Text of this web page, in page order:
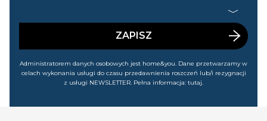
wyprzedażach). Wiem, że mogę tę zgodę w każdej chwili
ZAPISZ
Administratorem danych osobowych jest home&you. Dane przetwarzamy w
celach wykonania usługi do czasu przedawnienia roszczeń lub/i rezygnacji
z usługi NEWSLETTER. Pełna informacja: tutaj.